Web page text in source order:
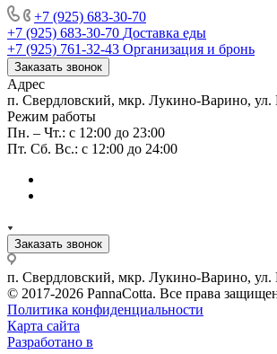
+7 (925) 683-30-70
+7 (925) 683-30-70 Доставка еды
+7 (925) 761-32-43 Организация и бронь
Заказать звонок
Адрес
п. Свердловский, мкр. Лукино-Варино, ул.
Режим работы
Пн. – Чт.: с 12:00 до 23:00
Пт. Сб. Вс.: с 12:00 до 24:00
Заказать звонок
п. Свердловский, мкр. Лукино-Варино, ул.
© 2017-2026 PannaCotta. Все права
Политика конфиденциальности
Карта сайта
Разработано в